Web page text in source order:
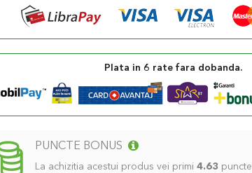
Plata in 6 rate fara dobanda.
PUNCTE BONUS
La achizitia acestui produs vei primi 4.63 puncte